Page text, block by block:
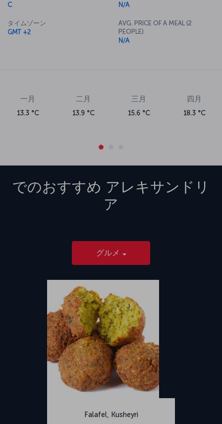
C
タイムゾーン
GMT +2
N/A
AVG. PRICE OF A MEAL (2
PEOPLE)
N/A
一月
13.3 °C
二月
13.9 °C
三月
15.6 °C
四月
18.3 °C
でのおすすめ アレキサンドリ
ア
グルメ
Falafel, Kusheyri